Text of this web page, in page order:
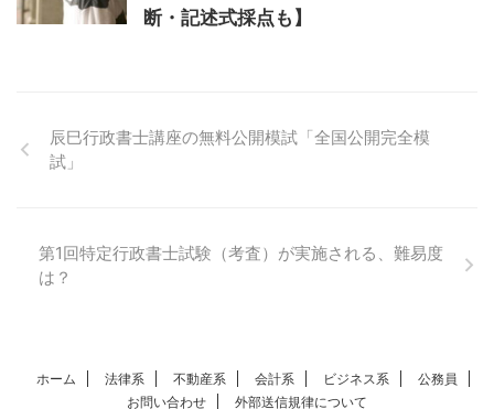
断・記述式採点も】
辰巳行政書士講座の無料公開模試「全国公開完全模
試」
第1回特定行政書士試験（考査）が実施される、難易度
は？
ホーム 法律系 不動産系 会計系 ビジネス系
公務員
お問い合わせ
外部送信規律について